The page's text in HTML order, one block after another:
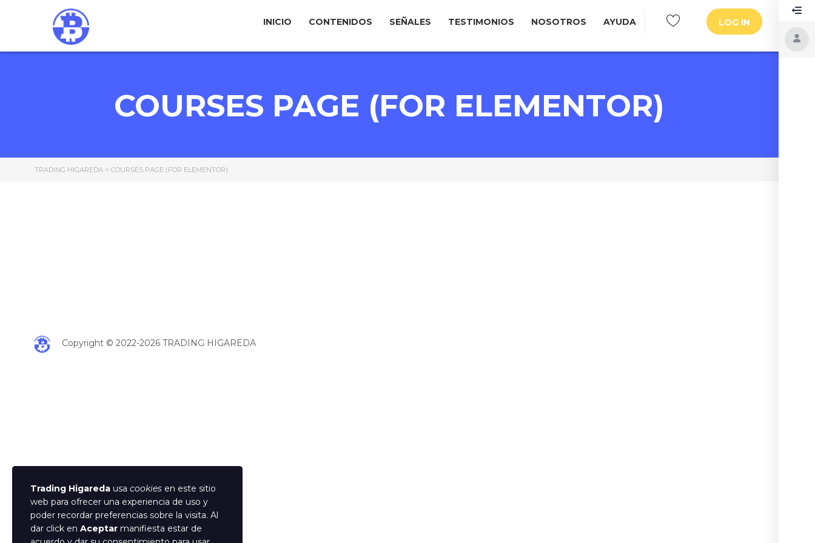
LOG IN
INICIO CONTENIDOS SEÑALES TESTIMONIOS NOSOTROS AYUDA
COURSES PAGE (FOR ELEMENTOR)
TRADING HIGAREDA > COURSES PAGE (FOR ELEMENTOR)
Copyright © 2022-2026 TRADING HIGAREDA
Trading Higareda usa cookies en este sitio
web para ofrecer una experiencia de uso y
poder recordar preferencias sobre la visita. Al
dar click en Aceptar manifiesta estar de